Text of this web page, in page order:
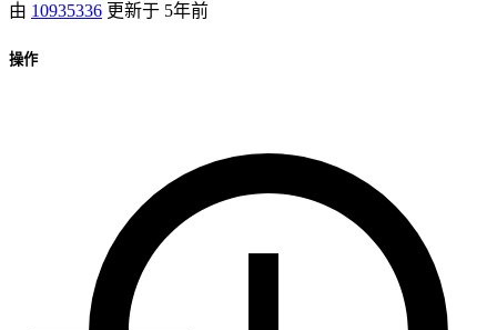
由 10935336 更新于 5年前
操作